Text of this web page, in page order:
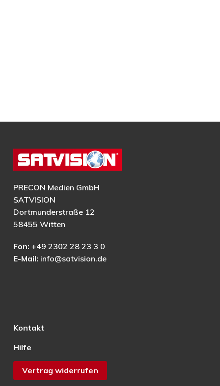
PRECON Medien GmbH
SATVISION
Dortmunderstraße 12
58455 Witten
Fon: +49 2302 28 23 3 0
E-Mail: info@satvision.de
Kontakt
Hilfe
Vertrag widerrufen